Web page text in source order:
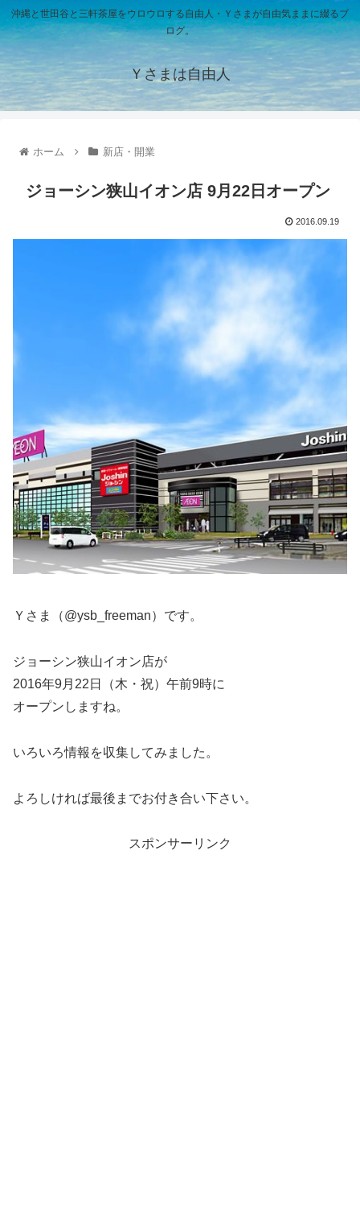
沖縄と世田谷と三軒茶屋をウロウロする自由人・Ｙさまが自由気ままに綴るブ
ログ。
Ｙさまは自由人
ホーム 新店・開業
ジョーシン狭山イオン店 9月22日オープン
2016.09.19
Ｙさま（@ysb_freeman）です。
ジョーシン狭山イオン店が
2016年9月22日（木・祝）午前9時に
オープンしますね。
いろいろ情報を収集してみました。
よろしければ最後までお付き合い下さい。
スポンサーリンク